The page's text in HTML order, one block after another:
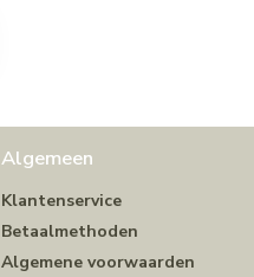
Algemeen
Klantenservice
Betaalmethoden
Algemene voorwaarden